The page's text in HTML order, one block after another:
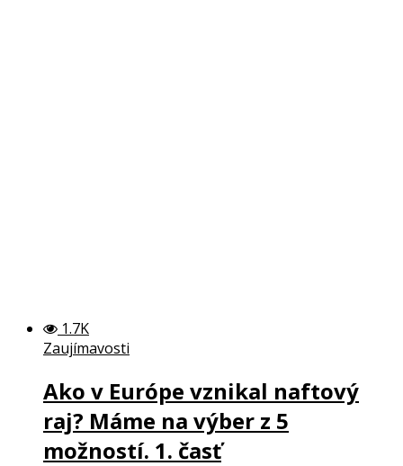
1.7K
Zaujímavosti
Ako v Európe vznikal naftový
raj? Máme na výber z 5
možností. 1. časť